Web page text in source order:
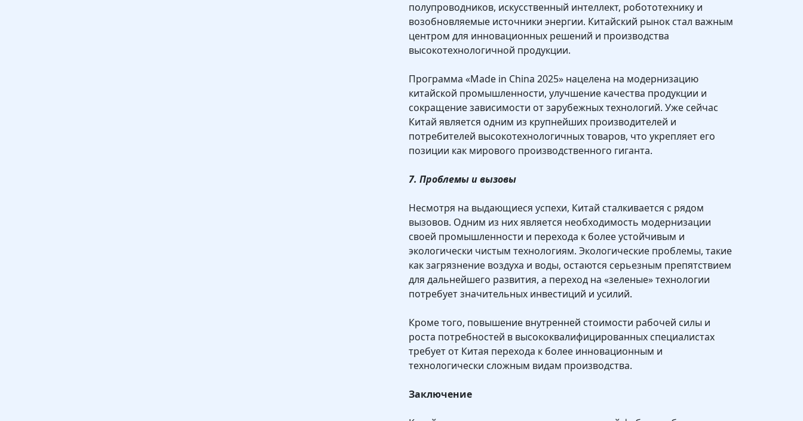
полупроводников, искусственный интеллект, робототехнику и
возобновляемые источники энергии. Китайский рынок стал важным
центром для инновационных решений и производства
высокотехнологичной продукции.
Программа «Made in China 2025» нацелена на модернизацию
китайской промышленности, улучшение качества продукции и
сокращение зависимости от зарубежных технологий. Уже сейчас
Китай является одним из крупнейших производителей и
потребителей высокотехнологичных товаров, что укрепляет его
позиции как мирового производственного гиганта.
7. Проблемы и вызовы
Несмотря на выдающиеся успехи, Китай сталкивается с рядом
вызовов. Одним из них является необходимость модернизации
своей промышленности и перехода к более устойчивым и
экологически чистым технологиям. Экологические проблемы, такие
как загрязнение воздуха и воды, остаются серьезным препятствием
для дальнейшего развития, а переход на «зеленые» технологии
потребует значительных инвестиций и усилий.
Кроме того, повышение внутренней стоимости рабочей силы и
роста потребностей в высококвалифицированных специалистах
требует от Китая перехода к более инновационным и
технологически сложным видам производства.
Заключение